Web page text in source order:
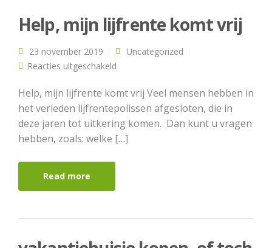
Help, mijn lijfrente komt vrij
23 november 2019
Uncategorized
Reacties uitgeschakeld
Help, mijn lijfrente komt vrij Veel mensen hebben in
het verleden lijfrentepolissen afgesloten, die in
deze jaren tot uitkering komen. Dan kunt u vragen
hebben, zoals: welke […]
Read more